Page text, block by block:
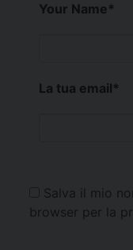
Your Name*
La tua email*
Salva il mio
browser per la